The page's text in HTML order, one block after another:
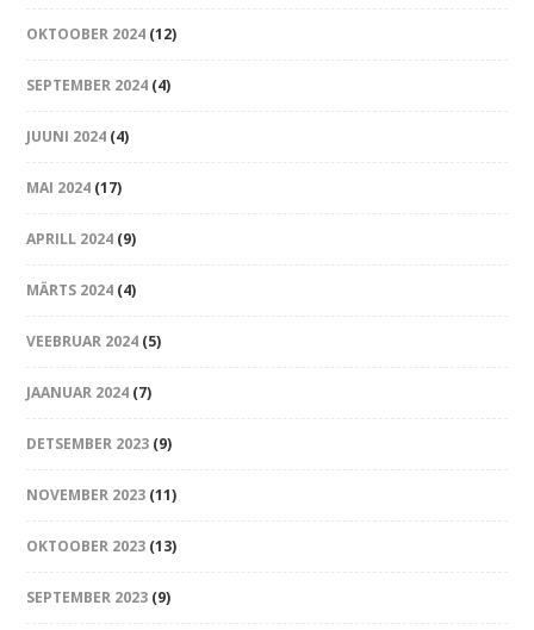
OKTOOBER 2024 (12)
SEPTEMBER 2024 (4)
JUUNI 2024 (4)
MAI 2024 (17)
APRILL 2024 (9)
MÄRTS 2024 (4)
VEEBRUAR 2024 (5)
JAANUAR 2024 (7)
DETSEMBER 2023 (9)
NOVEMBER 2023 (11)
OKTOOBER 2023 (13)
SEPTEMBER 2023 (9)